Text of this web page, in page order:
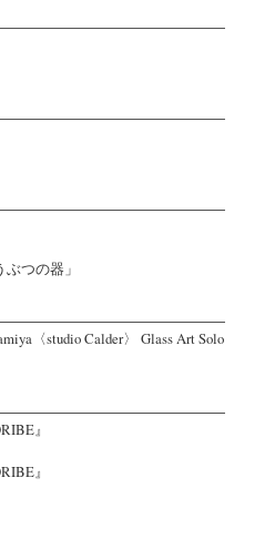
つの器」
〈studio Calder〉 Glass Art Solo
』
』